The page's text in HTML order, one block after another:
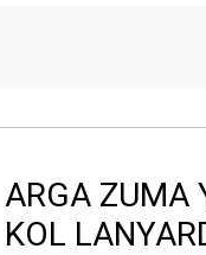
ARGA ZUMA
KOL